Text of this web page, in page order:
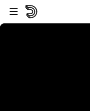
Zum Player springen
Zum Hauptinhalt springen